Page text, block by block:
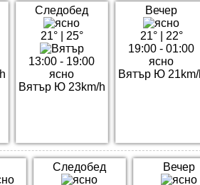
Следобед
21°| 25°
13:00 - 19:00
ясно
Вятър Ю 23km/h
Вечер
21°| 22°
19:00 - 01:00
ясно
Вятър Ю 21km/
Следобед Вечер